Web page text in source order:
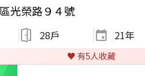
光榮路９４號
28戶 21年
♥️ 有5人收藏